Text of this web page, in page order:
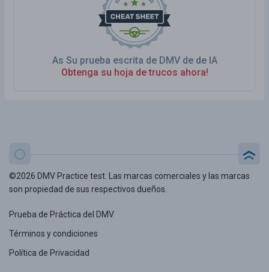
As Su prueba escrita de DMV de de IA
Obtenga su hoja de trucos ahora!
©2026 DMV Practice test. Las marcas comerciales y las marcas
son propiedad de sus respectivos dueños.
Prueba de Práctica del DMV
Términos y condiciones
Política de Privacidad